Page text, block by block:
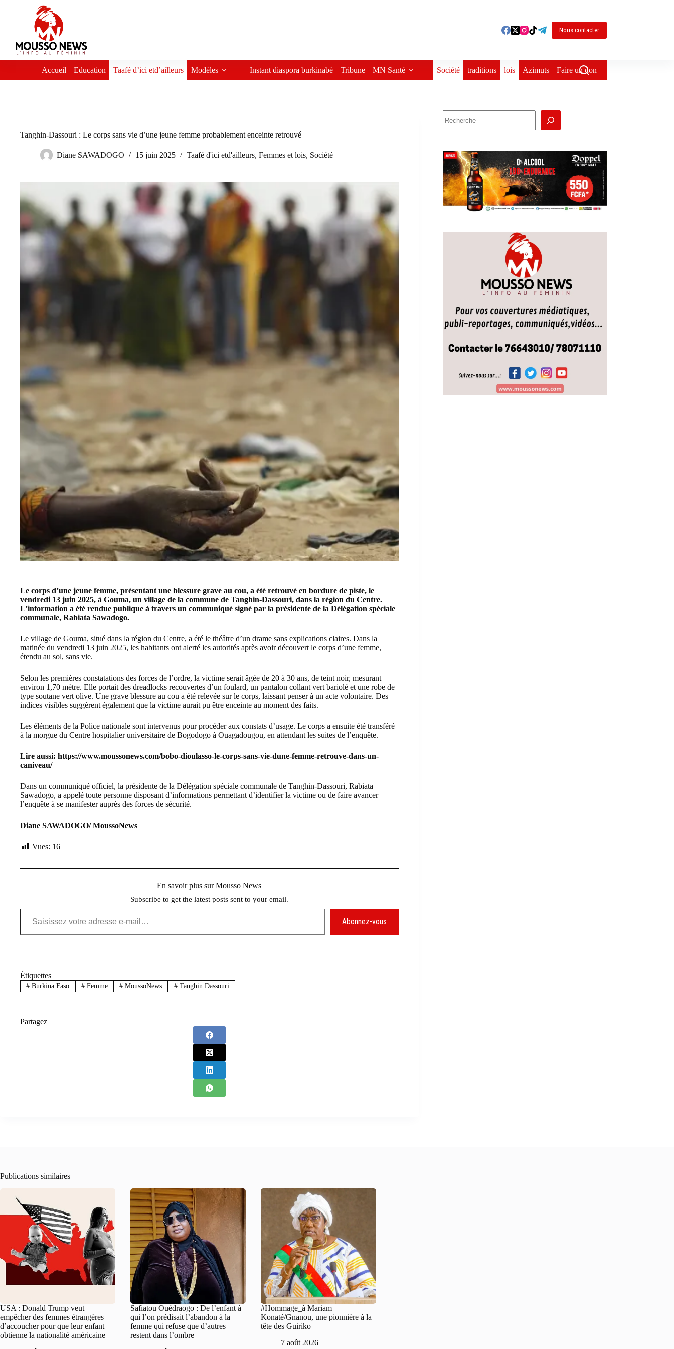
Nous contacter
Accueil Education Taafé d’ici etd’ailleurs Modèles Instant diaspora burkinabè Tribune MN Santé Société traditions lois Azimuts Faire un don
Tanghin-Dassouri : Le corps sans vie d’une jeune femme probablement enceinte retrouvé
Diane SAWADOGO 15 juin 2025 Taafé d'ici etd'ailleurs, Femmes et lois, Société
Le corps d’une jeune femme, présentant une blessure grave au cou, a été retrouvé en bordure de piste, le
vendredi 13 juin 2025, à Gouma, un village de la commune de Tanghin-Dassouri, dans la région du Centre.
L’information a été rendue publique à travers un communiqué signé par la présidente de la Délégation spéciale
communale, Rabiata Sawadogo.
Le village de Gouma, situé dans la région du Centre, a été le théâtre d’un drame sans explications claires. Dans la
matinée du vendredi 13 juin 2025, les habitants ont alerté les autorités après avoir découvert le corps d’une femme,
étendu au sol, sans vie.
Selon les premières constatations des forces de l’ordre, la victime serait âgée de 20 à 30 ans, de teint noir, mesurant
environ 1,70 mètre. Elle portait des dreadlocks recouvertes d’un foulard, un pantalon collant vert bariolé et une robe de
type soutane vert olive. Une grave blessure au cou a été relevée sur le corps, laissant penser à un acte volontaire. Des
indices visibles suggèrent également que la victime aurait pu être enceinte au moment des faits.
Les éléments de la Police nationale sont intervenus pour procéder aux constats d’usage. Le corps a ensuite été transféré
à la morgue du Centre hospitalier universitaire de Bogodogo à Ouagadougou, en attendant les suites de l’enquête.
Lire aussi: https://www.moussonews.com/bobo-dioulasso-le-corps-sans-vie-dune-femme-retrouve-dans-un-
caniveau/
Dans un communiqué officiel, la présidente de la Délégation spéciale communale de Tanghin-Dassouri, Rabiata
Sawadogo, a appelé toute personne disposant d’informations permettant d’identifier la victime ou de faire avancer
l’enquête à se manifester auprès des forces de sécurité.
Diane SAWADOGO/ MoussoNews
Vues: 16
En savoir plus sur Mousso News
Subscribe to get the latest posts sent to your email.
Saisissez votre adresse e-mail…
Abonnez-vous
Étiquettes
#Burkina Faso #Femme # MoussoNews # Tanghin Dassouri
Partagez
Publications similaires
USA : Donald Trump veut
empêcher des femmes étrangères
d’accoucher pour que leur enfant
obtienne la nationalité américaine
Safiatou Ouédraogo : De l’enfant à
qui l’on prédisait l’abandon à la
femme qui refuse que d’autres
restent dans l’ombre
#Hommage_à Mariam
Konaté/Gnanou, une pionnière à la
tête des Guiriko
7 août 2026